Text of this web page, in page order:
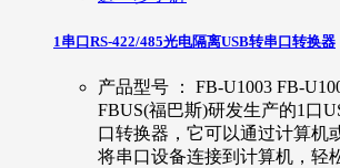
1串口RS-422/485光电隔离USB转串口转换器
产品型号 ： FB-U1003 FB-
FBUS(福巴斯)研发生产的1口
口转换器，它可以通过计算机
将串口设备连接到计算机，轻